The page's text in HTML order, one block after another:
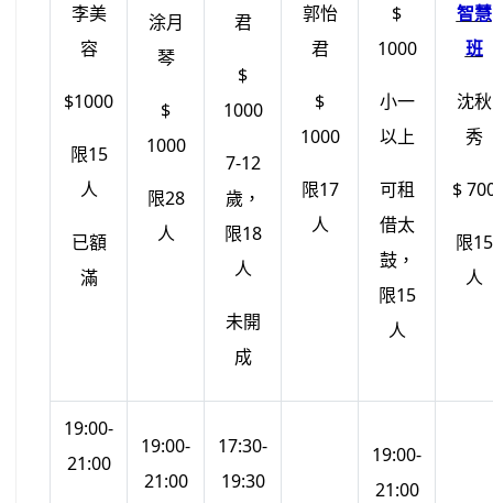
李美
容
$1000
限15
人
已額
滿
涂月
琴
$
1000
限28
人
君
$
1000
7-12
歲，
限18
人
未開
成
郭怡
君
$
1000
限17
人
$
1000
小一
以上
可租
借太
鼓，
限15
人
智慧
班
沈秋
秀
$
限15
人
19:00-
21:00
19:00-
21:00
17:30-
19:30
19:00-
21:00